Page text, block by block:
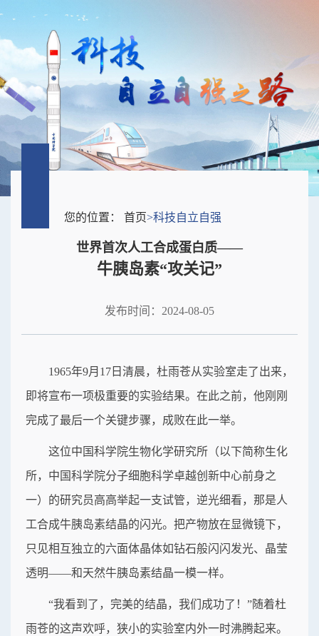
您的位置： 首页>科技自立自强
世界首次人工合成蛋白质——
牛胰岛素“攻关记”
发布时间：2024-08-05
1965年9月17日清晨，杜雨苍从实验室走了出来，
即将宣布一项极重要的实验结果。在此之前，他刚刚
完成了最后一个关键步骤，成败在此一举。
这位中国科学院生物化学研究所（以下简称生化
所，中国科学院分子细胞科学卓越创新中心前身之
一）的研究员高高举起一支试管，逆光细看，那是人
工合成牛胰岛素结晶的闪光。把产物放在显微镜下，
只见相互独立的六面体晶体如钻石般闪闪发光、晶莹
透明——和天然牛胰岛素结晶一模一样。
“我看到了，完美的结晶，我们成功了！”随着杜
雨苍的这声欢呼，狭小的实验室内外一时沸腾起来。